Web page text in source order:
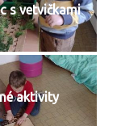
s vetvičkami
aktivity